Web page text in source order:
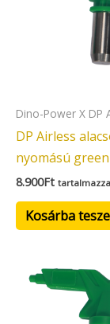
Dino-Power X DP
DP Airless
nyomású
8.900Ft
Kosárba